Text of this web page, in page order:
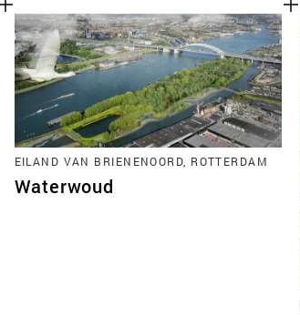
EILAND VAN BRIENENOORD, ROTTERDAM
Waterwoud